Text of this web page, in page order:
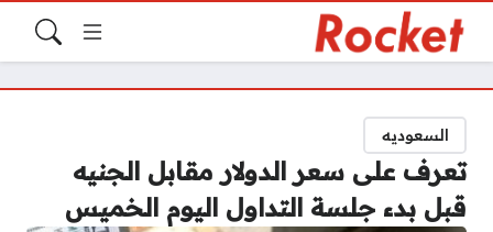
السعوديه
تعرف على سعر الدولار مقابل الجنيه
قبل بدء جلسة التداول اليوم الخميس